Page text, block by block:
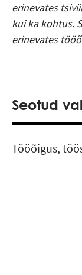
erinevates
kui ka kohtus.
erinevates
Seotud
Tööõigus,